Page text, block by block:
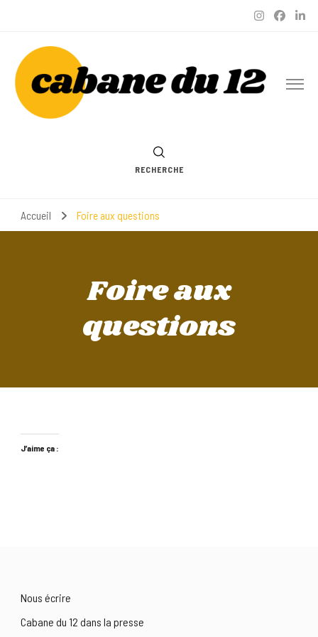
cabane
du 12
épicerie vegan, boutique à Nice et boutique en ligne (eshop)
RECHERCHE
Accueil Foire aux questions
Foire aux
questions
J’aime ça :
Nous écrire
Cabane du 12 dans la presse